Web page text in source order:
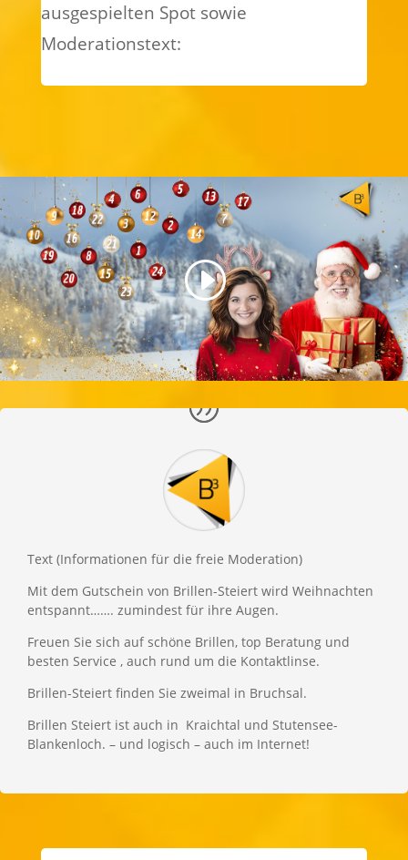
ausgespielten Spot sowie
Moderationstext:
Text (Informationen für die freie Moderation)
Mit dem Gutschein von Brillen-Steiert wird Weihnachten
entspannt……. zumindest für ihre Augen.
Freuen Sie sich auf schöne Brillen, top Beratung und
besten Service , auch rund um die Kontaktlinse.
Brillen-Steiert finden Sie zweimal in Bruchsal.
Brillen Steiert ist auch in Kraichtal und Stutensee-
Blankenloch. – und logisch – auch im Internet!